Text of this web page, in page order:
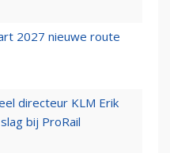
2027 nieuwe route
directeur KLM Erik
bij ProRail